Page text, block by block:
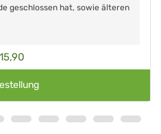
geschlossen hat, sowie älteren
15,90